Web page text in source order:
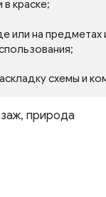
краске;
или на
схемы и
, природа